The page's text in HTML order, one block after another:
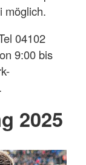
möglich.
04102
9:00 bis
2025